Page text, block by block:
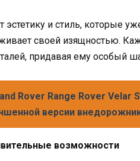
и стиль, которые
своей изящностью.
придавая ему особый
Rover Range Rover Velar
версии
возможности